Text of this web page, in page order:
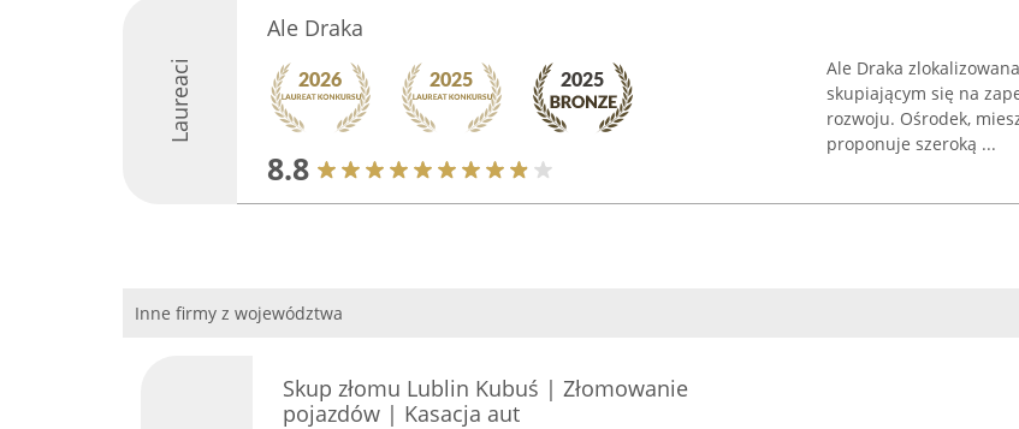
Laureaci
Ale Draka
8.8
Ale Draka
skupiającym się na
rozwoju. Ośrodek,
proponuje szeroką ...
Inne firmy z województwa
️Skup złomu Lublin Kubuś | Złomowanie
pojazdów | Kasacja aut